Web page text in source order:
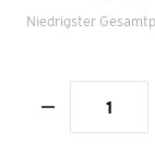
Niedrigster